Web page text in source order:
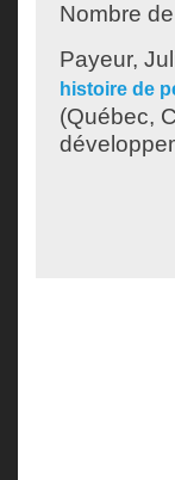
Nombre
Payeur,
histoire de
(Québec,